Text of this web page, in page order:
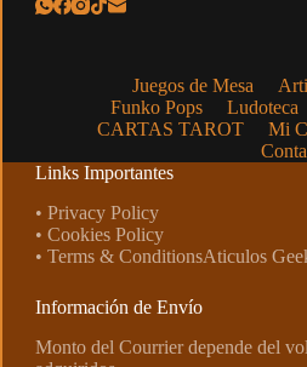
Juegos de Mesa
Funko Pops
Ludoteca
CARTAS TAROT
Mi
Links Importantes
• Privacy Policy
• Cookies Policy
• Terms & ConditionsAticulos
Información de Envío
Monto del Courrier depende del